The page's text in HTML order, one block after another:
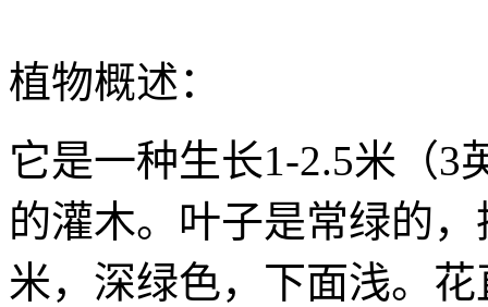
植物概述：
它是一种生长1-2.5米（3
的灌木。叶子是常绿的
米，深绿色，下面浅。